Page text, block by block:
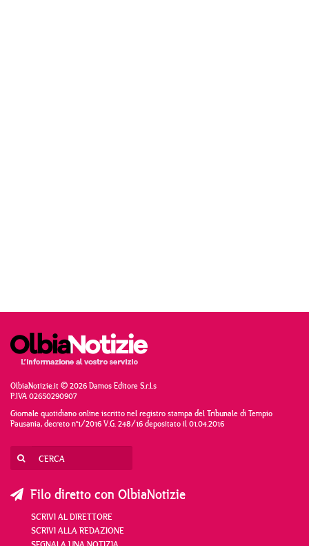
OlbiaNotizie.it © 2026 Damos Editore S.r.l.s
P.IVA 02650290907
Giornale quotidiano online iscritto nel registro stampa del Tribunale di Tempio
Pausania, decreto n°1/2016 V.G. 248/16 depositato il 01.04.2016
Filo diretto con OlbiaNotizie
SCRIVI AL DIRETTORE
SCRIVI ALLA REDAZIONE